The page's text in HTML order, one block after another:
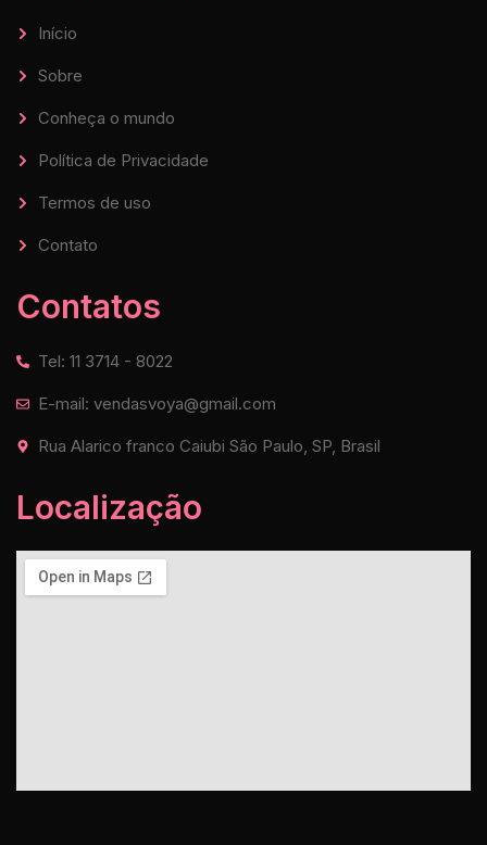
Início
Sobre
Conheça o mundo
Política de Privacidade
Termos de uso
Contato
Contatos
Tel: 11 3714 - 8022
E-mail: vendasvoya@gmail.com
Rua Alarico franco Caiubi São Paulo, SP, Brasil
Localização